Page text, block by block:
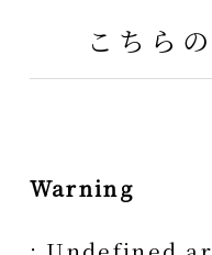
こちら
Warning